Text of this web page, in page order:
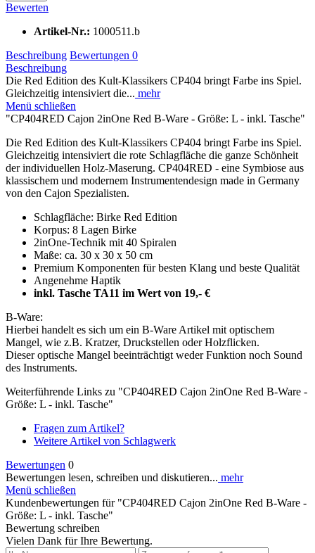
Bewerten
Artikel-Nr.: 1000511.b
Beschreibung Bewertungen 0
Beschreibung
Die Red Edition des Kult-Klassikers CP404 bringt Farbe ins Spiel.
Gleichzeitig intensiviert die... mehr
Menü schließen
"CP404RED Cajon 2inOne Red B-Ware - Größe: L - inkl. Tasche"
Die Red Edition des Kult-Klassikers CP404 bringt Farbe ins Spiel.
Gleichzeitig intensiviert die rote Schlagfläche die ganze Schönheit
der individuellen Holz-Maserung. CP404RED - eine Symbiose aus
klassischem und modernem Instrumentendesign made in Germany
von den Cajon Spezialisten.
Schlagfläche: Birke Red Edition
Korpus: 8 Lagen Birke
2inOne-Technik mit 40 Spiralen
Maße: ca. 30 x 30 x 50 cm
Premium Komponenten für besten Klang und beste Qualität
Angenehme Haptik
inkl. Tasche TA11 im Wert von 19,- €
B-Ware:
Hierbei handelt es sich um ein B-Ware Artikel mit optischem
Mangel, wie z.B. Kratzer, Druckstellen oder Holzflicken.
Dieser optische Mangel beeinträchtigt weder Funktion noch Sound
des Instruments.
Weiterführende Links zu "CP404RED Cajon 2inOne Red B-Ware -
Größe: L - inkl. Tasche"
Fragen zum Artikel?
Weitere Artikel von Schlagwerk
Bewertungen 0
Bewertungen lesen, schreiben und diskutieren... mehr
Menü schließen
Kundenbewertungen für "CP404RED Cajon 2inOne Red B-Ware -
Größe: L - inkl. Tasche"
Bewertung schreiben
Vielen Dank für Ihre Bewertung.